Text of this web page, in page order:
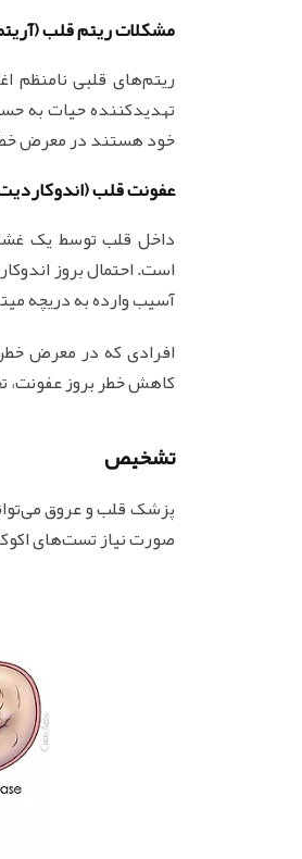
مشکلات ریتم قلب
ریتم‌های قلبی نامنظم
تهدیدکننده حیات به
خود هستند در معرض خطر
عفونت قلب
داخل قلب توسط یک
است. احتمال بروز
آسیب وارده به دریچه
افرادی که در معرض
کاهش خطر بروز عفونت،
تشخیص
پزشک قلب و عروق
صورت نیاز تست‌های